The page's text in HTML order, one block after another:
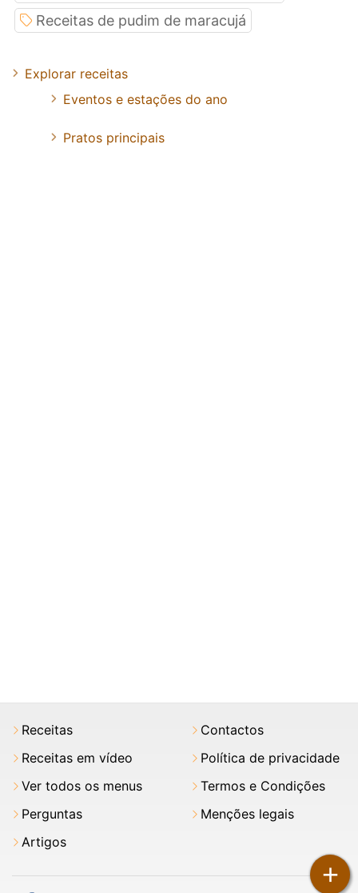
+
Receitas de pudim de maracujá
Explorar receitas
Eventos e estações do ano
Pratos principais
Receitas
Receitas em vídeo
Ver todos os menus
Perguntas
Artigos
Contactos
Política de privacidade
Termos e Condições
Menções legais